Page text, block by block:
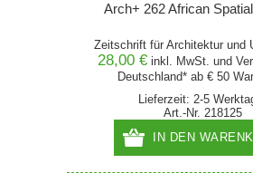
Arch+ 262 African
Zeitschrift für Architektur und
28,00 € inkl. MwSt. und
Deutschland* ab € 50
Lieferzeit: 2-5
Art.-Nr. 218125
IN DEN